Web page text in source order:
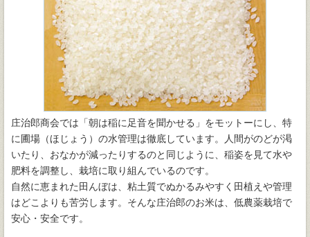
庄治郎商会では「朝は稲に足音を聞かせる」をモットーにし、特
に圃場（ほじょう）の水管理は徹底しています。人間がのどが渇
いたり、おなかが減ったりするのと同じように、稲姿を見て水や
肥料を調整し、栽培に取り組んでいるのです。
自然に恵まれた田んぼは、粘土質でぬかるみやすく田植えや管理
はどこよりも苦労します。そんな庄治郎のお米は、低農薬栽培で
安心・安全です。